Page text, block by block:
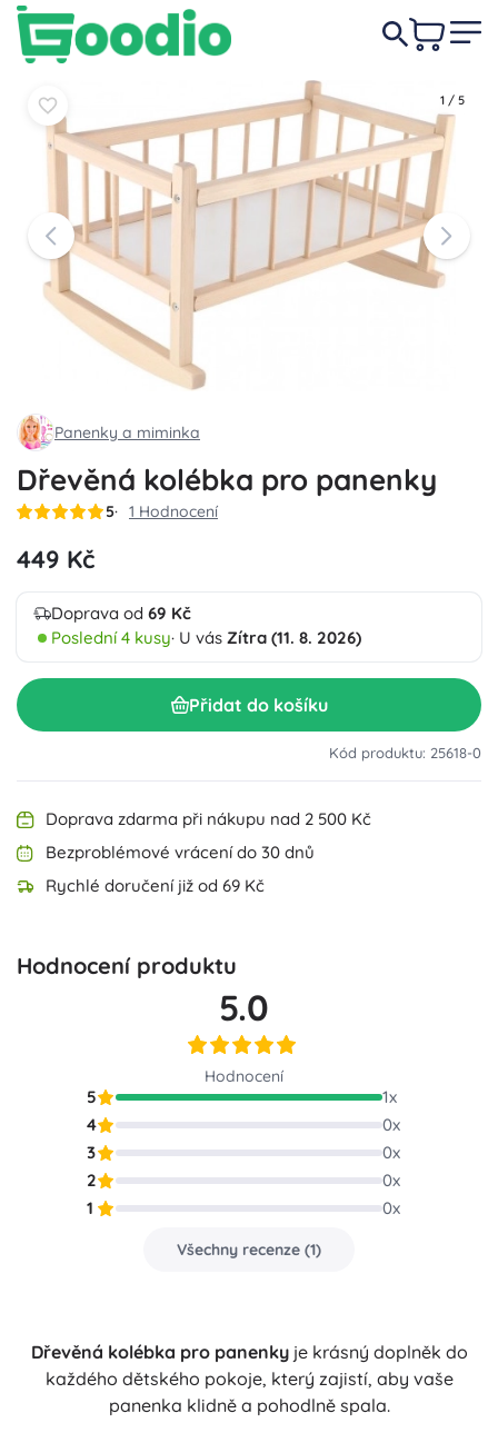
1 / 5
Panenky a miminka
Dřevěná kolébka pro panenky
5 1 Hodnocení
449 Kč
Doprava od 69 Kč
Poslední 4 kusy· U vás Zítra (11. 8. 2026)
Přidat do košíku
Kód produktu: 25618-0
Doprava zdarma při nákupu nad 2 500 Kč
Bezproblémové vrácení do 30 dnů
Rychlé doručení již od 69 Kč
Hodnocení produktu
5.0
Hodnocení
5 1x
4
0x
3
0x
2
0x
1
0x
Všechny recenze (1)
Dřevěná kolébka pro panenkyje krásný doplněk do
každého dětského pokoje, který zajistí, aby vaše
panenka klidně a pohodlně spala.
449 Kč Do košíku